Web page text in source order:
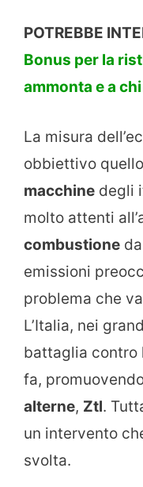
POTREBBE
Bonus per la
ammonta e a
La misura
obbiettivo
macchine degli
molto attenti
combustione
emissioni
problema che
L’Italia, nei
battaglia contro
fa,
alterne, Ztl.
un intervento
svolta.